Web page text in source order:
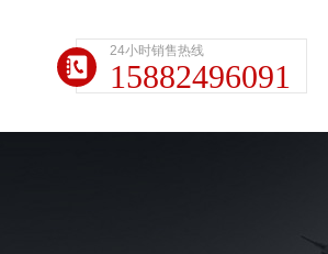
24小时销售热线
15882496091